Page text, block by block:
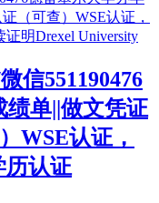
信551190476
绩单||做文凭证
WSE认证，
历认证